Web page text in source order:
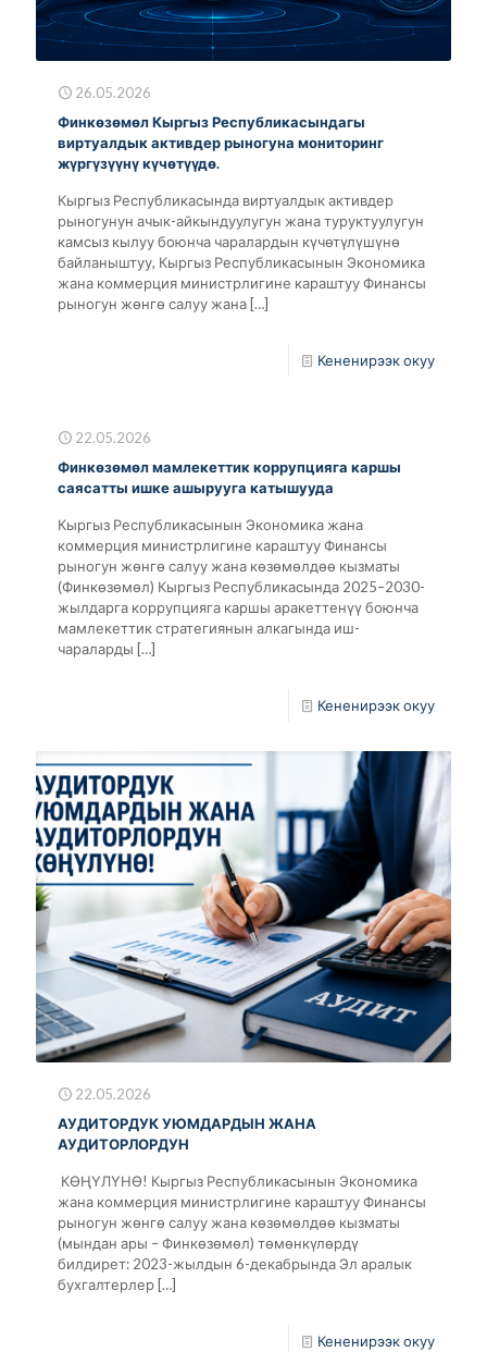
26.05.2026
Финкөзөмөл Кыргыз Республикасындагы
виртуалдык активдер рыногуна мониторинг
жүргүзүүнү күчөтүүдө.
Кыргыз Республикасында виртуалдык активдер
рыногунун ачык-айкындуулугун жана туруктуулугун
камсыз кылуу боюнча чаралардын күчөтүлүшүнө
байланыштуу, Кыргыз Республикасынын Экономика
жана коммерция министрлигине караштуу Финансы
рыногун жөнгө салуу жана […]
Кененирээк окуу
22.05.2026
Финкөзөмөл мамлекеттик коррупцияга каршы
саясатты ишке ашырууга катышууда
Кыргыз Республикасынын Экономика жана
коммерция министрлигине караштуу Финансы
рыногун жөнгө салуу жана көзөмөлдөө кызматы
(Финкөзөмөл) Кыргыз Республикасында 2025–2030-
жылдарга коррупцияга каршы аракеттенүү боюнча
мамлекеттик стратегиянын алкагында иш-
чараларды […]
Кененирээк окуу
22.05.2026
АУДИТОРДУК УЮМДАРДЫН ЖАНА
АУДИТОРЛОРДУН
КӨҢҮЛҮНӨ! Кыргыз Республикасынын Экономика
жана коммерция министрлигине караштуу Финансы
рыногун жөнгө салуу жана көзөмөлдөө кызматы
(мындан ары – Финкөзөмөл) төмөнкүлөрдү
билдирет: 2023-жылдын 6-декабрында Эл аралык
бухгалтерлер […]
Кененирээк окуу